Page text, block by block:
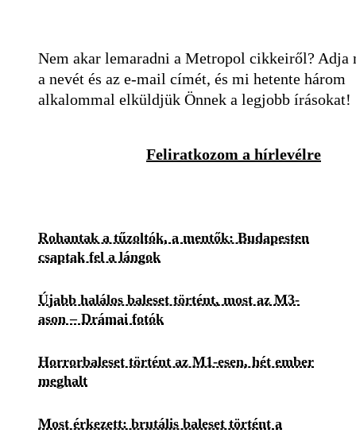
Nem akar lemaradni a Metropol cikkeiről? Adja
a nevét és az e-mail címét, és mi hetente három
alkalommal elküldjük Önnek a legjobb írásokat!
Feliratkozom a hírlevélre
Rohantak a tűzoltók, a mentők: Budapesten
csaptak fel a lángok
Újabb halálos baleset történt, most az M3-
ason – Drámai fotók
Horrorbaleset történt az M1-esen, hét ember
meghalt
Most érkezett: brutális baleset történt a